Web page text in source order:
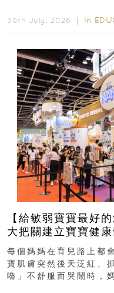
30th July, 2026 ｜ In
【給敏弱寶寶最好
大把關建立寶寶健
每個媽媽在育兒路上都
寶肌膚突然後天泛紅、
嚕」不舒服而哭鬧時，